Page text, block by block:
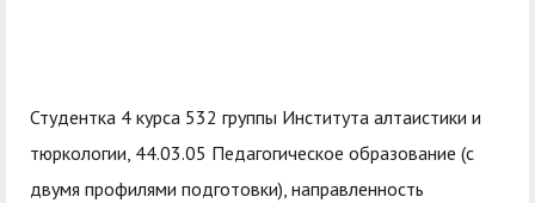
Студентка 4 курса 532 группы Института алтаистики и
тюркологии, 44.03.05 Педагогическое образование (с
двумя профилями подготовки), направленность